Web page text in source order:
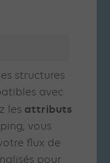
structures
avec
les attributs
vous
flux de
pour